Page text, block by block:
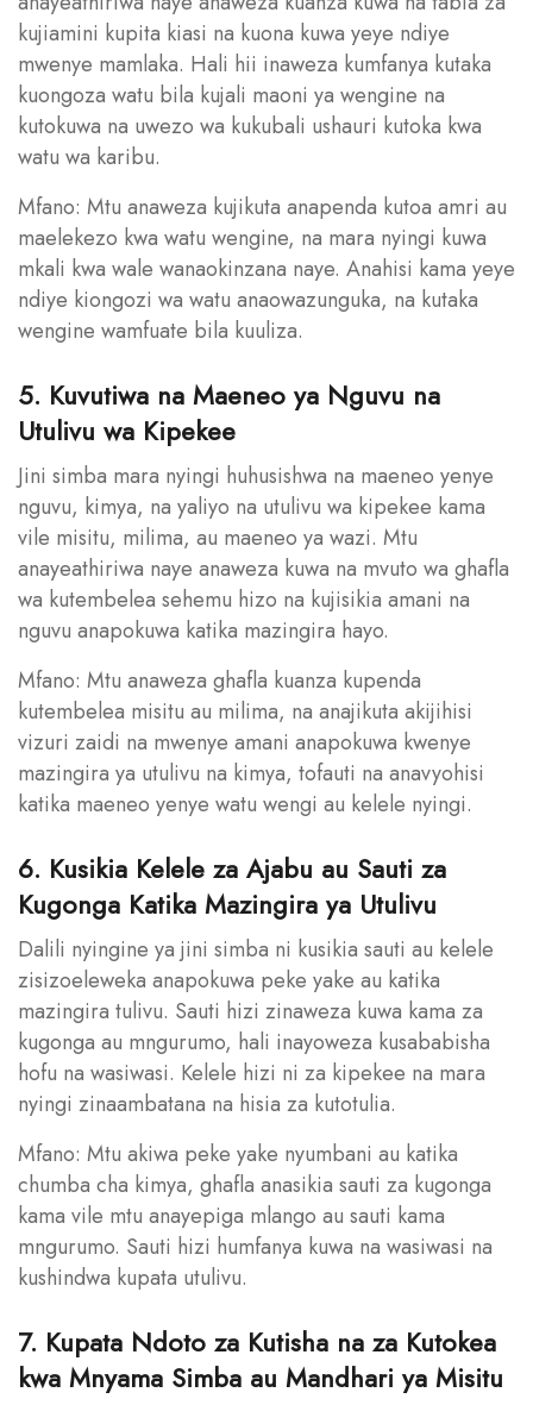
kujiamini kupita kiasi na kuona kuwa yeye ndiye
mwenye mamlaka. Hali hii inaweza kumfanya kutaka
kuongoza watu bila kujali maoni ya wengine na
kutokuwa na uwezo wa kukubali ushauri kutoka kwa
watu wa karibu.
Mfano: Mtu anaweza kujikuta anapenda kutoa amri au
maelekezo kwa watu wengine, na mara nyingi kuwa
mkali kwa wale wanaokinzana naye. Anahisi kama yeye
ndiye kiongozi wa watu anaowazunguka, na kutaka
wengine wamfuate bila kuuliza.
5. Kuvutiwa na Maeneo ya Nguvu na
Utulivu wa Kipekee
Jini simba mara nyingi huhusishwa na maeneo yenye
nguvu, kimya, na yaliyo na utulivu wa kipekee kama
vile misitu, milima, au maeneo ya wazi. Mtu
anayeathiriwa naye anaweza kuwa na mvuto wa ghafla
wa kutembelea sehemu hizo na kujisikia amani na
nguvu anapokuwa katika mazingira hayo.
Mfano: Mtu anaweza ghafla kuanza kupenda
kutembelea misitu au milima, na anajikuta akijihisi
vizuri zaidi na mwenye amani anapokuwa kwenye
mazingira ya utulivu na kimya, tofauti na anavyohisi
katika maeneo yenye watu wengi au kelele nyingi.
6. Kusikia Kelele za Ajabu au Sauti za
Kugonga Katika Mazingira ya Utulivu
Dalili nyingine ya jini simba ni kusikia sauti au kelele
zisizoeleweka anapokuwa peke yake au katika
mazingira tulivu. Sauti hizi zinaweza kuwa kama za
kugonga au mngurumo, hali inayoweza kusababisha
hofu na wasiwasi. Kelele hizi ni za kipekee na mara
nyingi zinaambatana na hisia za kutotulia.
Mfano: Mtu akiwa peke yake nyumbani au katika
chumba cha kimya, ghafla anasikia sauti za kugonga
kama vile mtu anayepiga mlango au sauti kama
mngurumo. Sauti hizi humfanya kuwa na wasiwasi na
kushindwa kupata utulivu.
7. Kupata Ndoto za Kutisha na za Kutokea
kwa Mnyama Simba au Mandhari ya Misitu